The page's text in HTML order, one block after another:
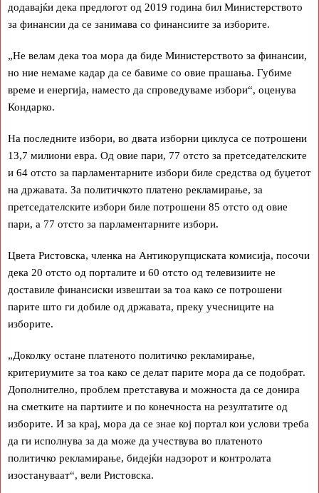
додавајќи дека предлогот од 2019 година бил Министерството
за финансии да се занимава со финансиите за изборите.
„Не велам дека тоа мора да биде Министерството за финансии,
но ние немаме кадар да се бавиме со овие прашања. Губиме
време и енергија, наместо да спроведуваме избори“, оценува
Кондарко.
На последните избори, во двата изборни циклуса се потрошени
13,7 милиони евра. Од овие пари, 77 отсто за претседателските
и 64 отсто за парламентарните избори биле средства од буџетот
на државата. За политичкото платено рекламирање, за
претседателските избори биле потрошени 85 отсто од овие
пари, а 77 отсто за парламентарните избори.
Цвета Ристовска, членка на Антикорупциската комисија, посочи
дека 20 отсто од порталите и 60 отсто од телевизиите не
доставиле финансиски извештаи за тоа како се потрошени
парите што ги добиле од државата, преку учесниците на
изборите.
„Доколку остане платеното политичко рекламирање,
критериумите за тоа како се делат парите мора да се подобрат.
Дополнително, проблем претставува и можноста да се донира
на сметките на партиите и по конечноста на резултатите од
изборите. И за крај, мора да се знае кој портал кои услови треба
да ги исполнува за да може да учествува во платеното
политичко рекламирање, бидејќи надзорот и контролата
изостануваат“, вели Ристовска.